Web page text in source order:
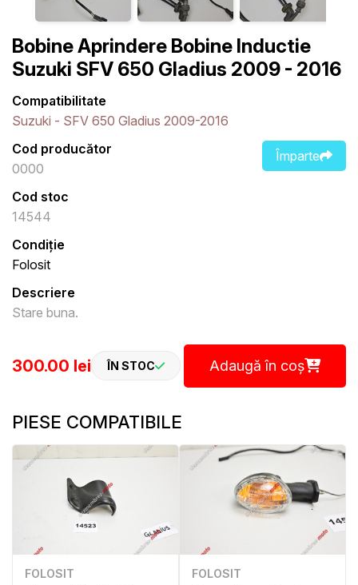
Bobine Aprindere Bobine Inductie
Suzuki SFV 650 Gladius 2009 - 2016
Compatibilitate
Suzuki - SFV 650 Gladius 2009-2016
Împarte
Cod producător
0000
Cod stoc
14544
Condiție
Folosit
Descriere
Stare buna.
300.00 lei ÎN STOC Adaugă în coș
PIESE COMPATIBILE
FOLOSIT FOLOSIT